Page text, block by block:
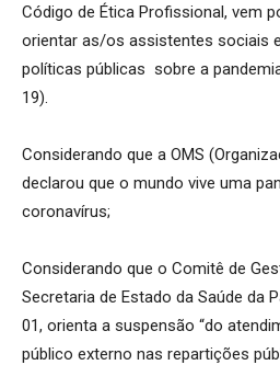
Código de Ética Profissional, vem
orientar as/os assistentes sociais
políticas públicas sobre a
19).
Considerando que a OMS
declarou que o mundo vive uma
coronavírus;
Considerando que o Comitê de
Secretaria de Estado da Saúde da
01, orienta a suspensão “do
público externo nas repartições